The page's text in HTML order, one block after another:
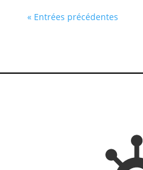
« Entrées précédentes